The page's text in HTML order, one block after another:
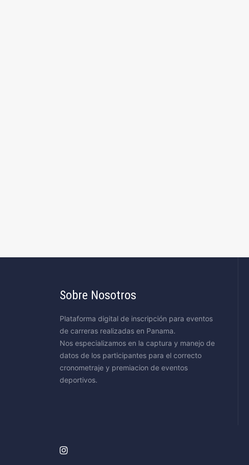
Sobre Nosotros
Plataforma digital de inscripción para eventos
de carreras realizadas en Panama.
Nos especializamos en la captura y manejo de
datos de los participantes para el correcto
cronometraje y premiacion de eventos
deportivos.